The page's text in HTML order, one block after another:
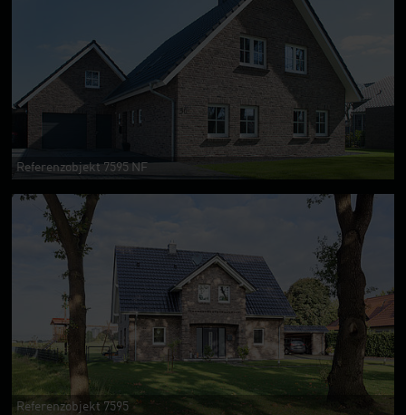
Referenzobjekt 7595 NF
Referenzobjekt 7595